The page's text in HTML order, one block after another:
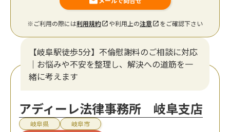
※ご利用の際には利用規約 や利用上の注意 をご確認下さい
【岐阜駅徒歩5分】不倫慰謝料のご相談に対応
｜お悩みや不安を整理し、解決への道筋を一
緒に考えます
アディーレ法律事務所 岐阜支店
岐阜県 岐阜市